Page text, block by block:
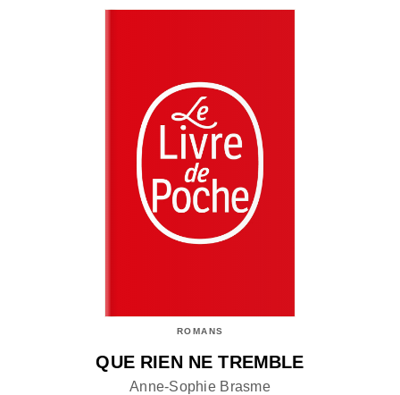
ROMANS
QUE RIEN NE TREMBLE
Anne-Sophie Brasme